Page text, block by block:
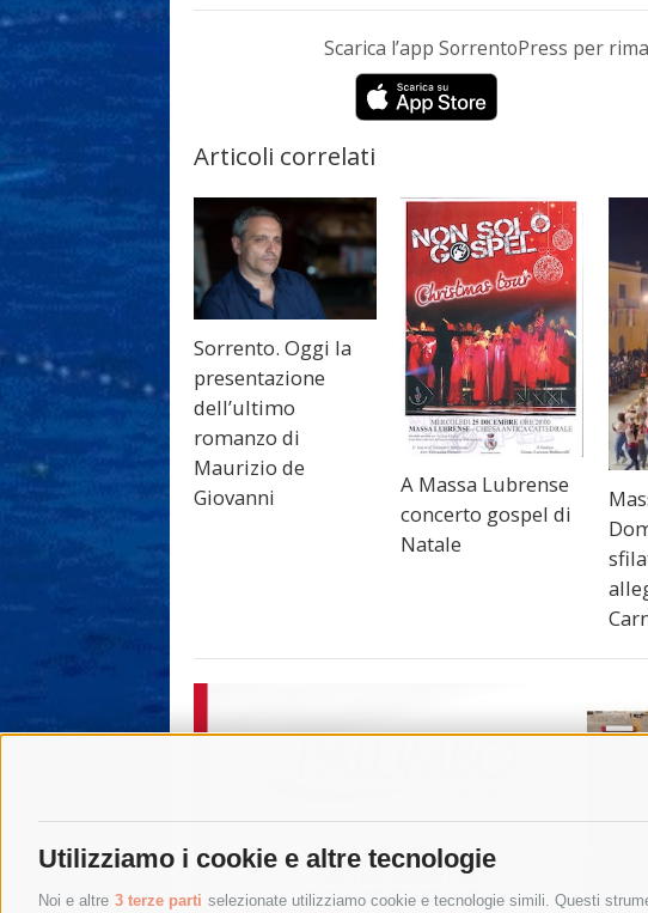
Utilizziamo i cookie e altre tecnologie
Noi e altre 3 terze parti selezionate utilizziamo cookie e tecnologie simili. Questi
Scarica l’app SorrentoPress per
Articoli correlati
Sorrento. Oggi la
presentazione
dell’ultimo
romanzo di
Maurizio de
Giovanni
A Massa Lubrense
concerto gospel di
Natale